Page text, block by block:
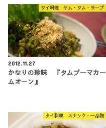
タイ料理 ヤム・タム・ラープ
2012.11.27
かなりの珍味 『タムプーマカー
ムオーン』
タイ料理 スナック・一品物